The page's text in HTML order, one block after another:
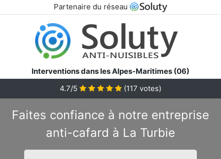
Partenaire du réseau
Interventions dans les Alpes-Maritimes (06)
4.7/5
(117 votes)
Faites confiance à notre entreprise
anti-cafard à La Turbie